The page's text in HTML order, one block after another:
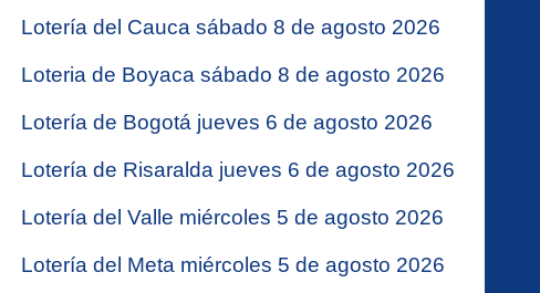
Lotería del Cauca sábado 8 de agosto 2026
Loteria de Boyaca sábado 8 de agosto 2026
Lotería de Bogotá jueves 6 de agosto 2026
Lotería de Risaralda jueves 6 de agosto 2026
Lotería del Valle miércoles 5 de agosto 2026
Lotería del Meta miércoles 5 de agosto 2026